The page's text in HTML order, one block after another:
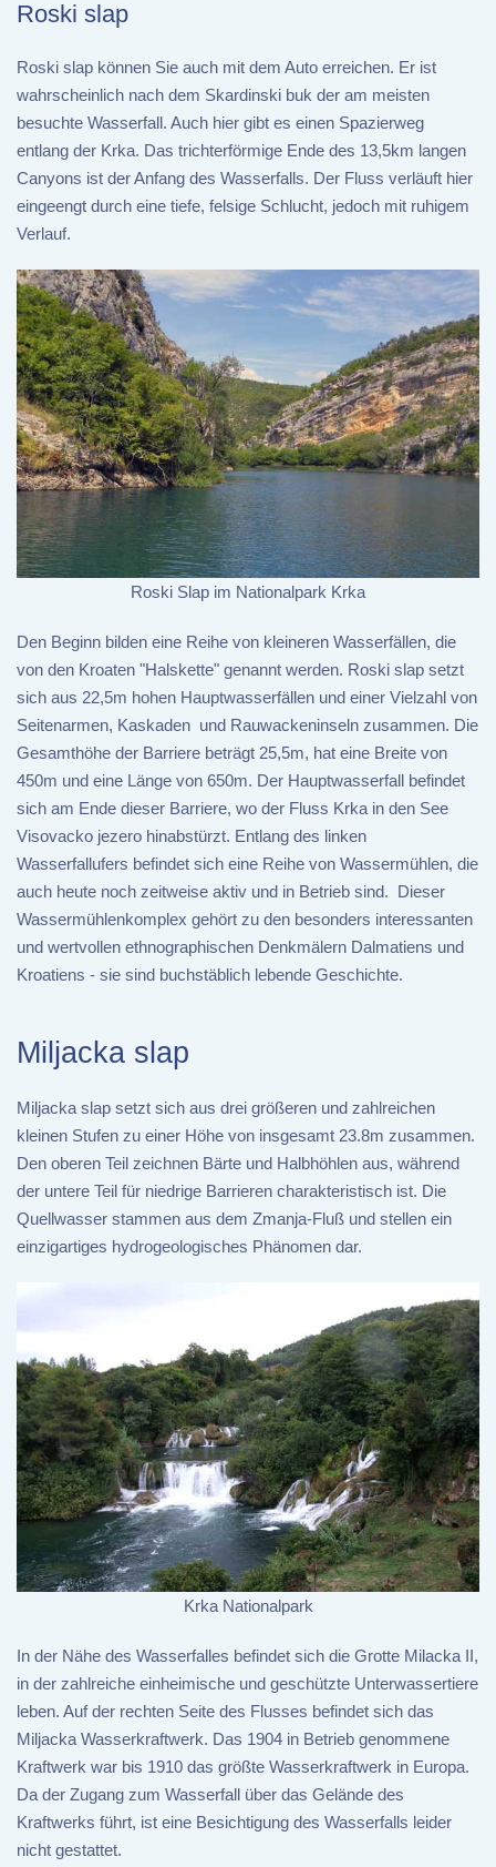
Roski slap
Roski slap können Sie auch mit dem Auto erreichen. Er ist
wahrscheinlich nach dem Skardinski buk der am meisten
besuchte Wasserfall. Auch hier gibt es einen Spazierweg
entlang der Krka. Das trichterförmige Ende des 13,5km langen
Canyons ist der Anfang des Wasserfalls. Der Fluss verläuft hier
eingeengt durch eine tiefe, felsige Schlucht, jedoch mit ruhigem
Verlauf.
Roski Slap im Nationalpark Krka
Den Beginn bilden eine Reihe von kleineren Wasserfällen, die
von den Kroaten "Halskette" genannt werden. Roski slap setzt
sich aus 22,5m hohen Hauptwasserfällen und einer Vielzahl von
Seitenarmen, Kaskaden und Rauwackeninseln zusammen. Die
Gesamthöhe der Barriere beträgt 25,5m, hat eine Breite von
450m und eine Länge von 650m. Der Hauptwasserfall befindet
sich am Ende dieser Barriere, wo der Fluss Krka in den See
Visovacko jezero hinabstürzt. Entlang des linken
Wasserfallufers befindet sich eine Reihe von Wassermühlen, die
auch heute noch zeitweise aktiv und in Betrieb sind. Dieser
Wassermühlenkomplex gehört zu den besonders interessanten
und wertvollen ethnographischen Denkmälern Dalmatiens und
Kroatiens - sie sind buchstäblich lebende Geschichte.
Miljacka slap
Miljacka slap setzt sich aus drei größeren und zahlreichen
kleinen Stufen zu einer Höhe von insgesamt 23.8m zusammen.
Den oberen Teil zeichnen Bärte und Halbhöhlen aus, während
der untere Teil für niedrige Barrieren charakteristisch ist. Die
Quellwasser stammen aus dem Zmanja-Fluß und stellen ein
einzigartiges hydrogeologisches Phänomen dar.
Krka Nationalpark
In der Nähe des Wasserfalles befindet sich die Grotte Milacka II,
in der zahlreiche einheimische und geschützte Unterwassertiere
leben. Auf der rechten Seite des Flusses befindet sich das
Miljacka Wasserkraftwerk. Das 1904 in Betrieb genommene
Kraftwerk war bis 1910 das größte Wasserkraftwerk in Europa.
Da der Zugang zum Wasserfall über das Gelände des
Kraftwerks führt, ist eine Besichtigung des Wasserfalls leider
nicht gestattet.